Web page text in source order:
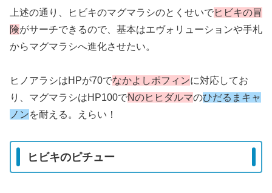
上述の通り、ヒビキのマグマラシのとくせいでヒビキの冒
険がサーチできるので、基本はエヴォリューションや手札
からマグマラシへ進化させたい。
ヒノアラシはHPが70でなかよしポフィンに対応してお
り、マグマラシはHP100でNのヒヒダルマのひだるまキャ
ノンを耐える。えらい！
ヒビキのピチュー